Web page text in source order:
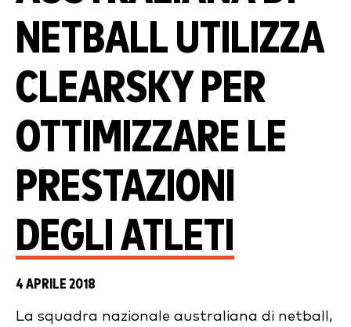
NETBALL UTILIZZA
CLEARSKY PER
OTTIMIZZARE LE
PRESTAZIONI
DEGLI ATLETI
4 APRILE 2018
La squadra nazionale australiana di netball,